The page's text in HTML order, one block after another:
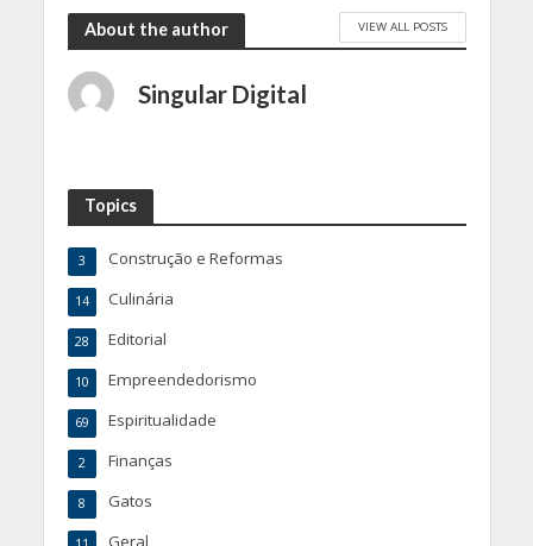
About the author VIEW ALL POSTS
Singular Digital
Topics
Construção e Reformas
3
Culinária
14
Editorial
28
Empreendedorismo
10
Espiritualidade
69
Finanças
2
Gatos
8
Geral